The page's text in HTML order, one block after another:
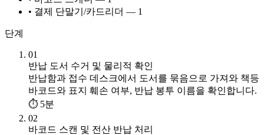
• 결제 단말기/카드리더 — 1
단계
01
반납 도서 수거 및 물리적 확인
반납함과 접수 데스크에서 도서를 묶음으로 가져와 책등
바코드와 표지 훼손 여부, 반납 봉투 이름을 확인합니다.
⏱ 5분
02
바코드 스캔 및 전산 반납 처리